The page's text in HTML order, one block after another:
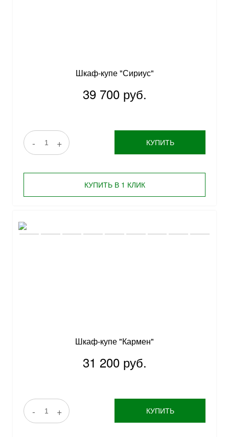
Шкаф-купе "Сириус"
39 700 руб.
- + КУПИТЬ
КУПИТЬ В 1 КЛИК
Шкаф-купе "Кармен"
31 200 руб.
- + КУПИТЬ